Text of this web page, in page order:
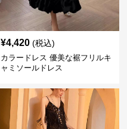
¥4,420 (税込)
カラードレス 優美な裾フリルキ
ャミソールドレス